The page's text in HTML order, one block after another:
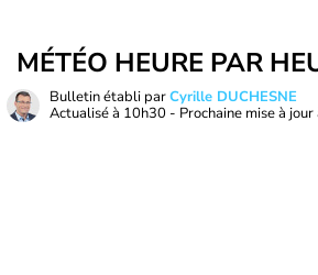
MÉTÉO HEURE PAR
Bulletin établi parCyrille DUCHESNE
Actualisé à 10h30 - Prochaine mise à jour